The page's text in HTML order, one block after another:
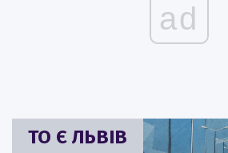
ad
ТО Є ЛЬВІВ